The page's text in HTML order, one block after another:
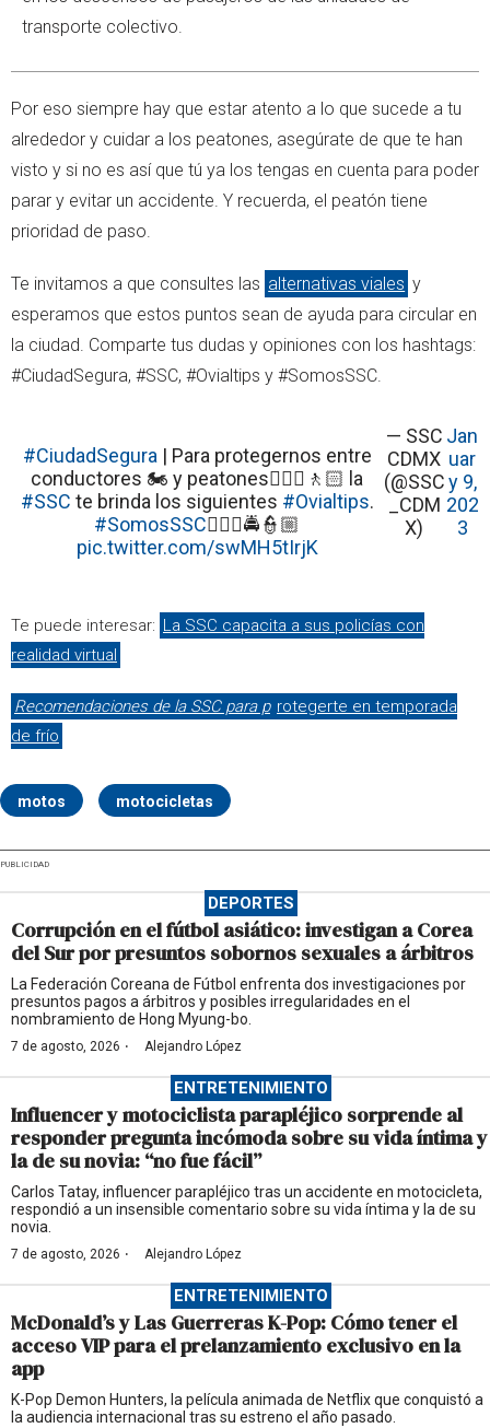
transporte colectivo.
Por eso siempre hay que estar atento a lo que sucede a tu
alrededor y cuidar a los peatones, asegúrate de que te han
visto y si no es así que tú ya los tengas en cuenta para poder
parar y evitar un accidente. Y recuerda, el peatón tiene
prioridad de paso.
Te invitamos a que consultes las alternativas viales y
esperamos que estos puntos sean de ayuda para circular en
la ciudad. Comparte tus dudas y opiniones con los hashtags:
#CiudadSegura, #SSC, #Ovialtips y #SomosSSC.
#CiudadSegura | Para protegernos entre
conductores 🏍️ y peatones🚶🏻‍♀️🚶🏻 la
#SSC te brinda los siguientes #Ovialtips.
#SomosSSC👮🏻‍♀️🚔👮🏼
pic.twitter.com/swMH5tIrjK
— SSC
CDMX
(@SSC
_CDM
X)
Jan
uar
y 9,
202
3
Te puede interesar: La SSC capacita a sus policías con
realidad virtual
Recomendaciones de la SSC para p rotegerte en temporada
de frío
motos motocicletas
PUBLICIDAD
DEPORTES
Corrupción en el fútbol asiático: investigan a Corea
del Sur por presuntos sobornos sexuales a árbitros
La Federación Coreana de Fútbol enfrenta dos investigaciones por
presuntos pagos a árbitros y posibles irregularidades en el
nombramiento de Hong Myung-bo.
7 de agosto, 2026 · Alejandro López
ENTRETENIMIENTO
Influencer y motociclista parapléjico sorprende al
responder pregunta incómoda sobre su vida íntima y
la de su novia: “no fue fácil”
Carlos Tatay, influencer parapléjico tras un accidente en motocicleta,
respondió a un insensible comentario sobre su vida íntima y la de su
novia.
7 de agosto, 2026 · Alejandro López
ENTRETENIMIENTO
McDonald’s y Las Guerreras K-Pop: Cómo tener el
acceso VIP para el prelanzamiento exclusivo en la
app
K-Pop Demon Hunters, la película animada de Netflix que conquistó a
la audiencia internacional tras su estreno el año pasado.